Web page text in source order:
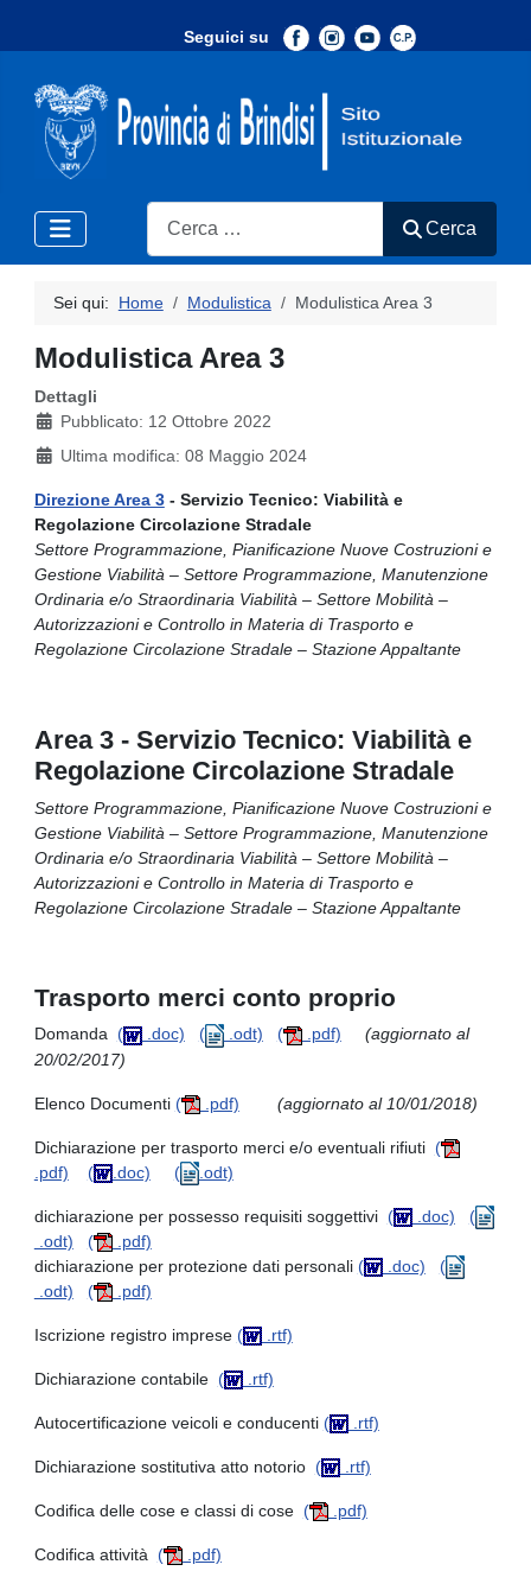
Seguici su
Search
Cerca
Sei qui: Home Modulistica Modulistica Area 3
Modulistica Area 3
Dettagli
Pubblicato: 12 Ottobre 2022
Ultima modifica: 08 Maggio 2024
Direzione Area 3- Servizio Tecnico: Viabilità e
Regolazione Circolazione Stradale
Settore Programmazione, Pianificazione Nuove Costruzioni e
Gestione Viabilità – Settore Programmazione, Manutenzione
Ordinaria e/o Straordinaria Viabilità – Settore Mobilità –
Autorizzazioni e Controllo in Materia di Trasporto e
Regolazione Circolazione Stradale – Stazione Appaltante
Area 3 - Servizio Tecnico: Viabilità e
Regolazione Circolazione Stradale
Settore Programmazione, Pianificazione Nuove Costruzioni e
Gestione Viabilità – Settore Programmazione, Manutenzione
Ordinaria e/o Straordinaria Viabilità – Settore Mobilità –
Autorizzazioni e Controllo in Materia di Trasporto e
Regolazione Circolazione Stradale – Stazione Appaltante
Trasporto merci conto proprio
Domanda ( .doc) ( .odt) ( .pdf) (aggiornato al
20/02/2017)
Elenco Documenti ( .pdf) (aggiornato al 10/01/2018)
Dichiarazione per trasporto merci e/o eventuali rifiuti (
.pdf)
( .doc) ( .odt)
dichiarazione per possesso requisiti soggettivi ( .doc)
(
.odt)
(
.pdf)
dichiarazione per protezione dati personali ( .doc)
(
.odt)
( .pdf)
Iscrizione registro imprese ( .rtf)
Dichiarazione contabile ( .rtf)
Autocertificazione veicoli e conducenti ( .rtf)
Dichiarazione sostitutiva atto notorio ( .rtf)
Codifica delle cose e classi di cose ( .pdf)
Codifica attività ( .pdf)